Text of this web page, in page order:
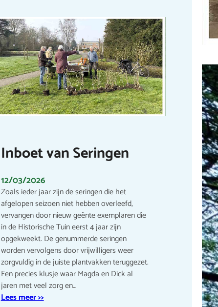
Inboet van Seringen
12/03/2026
Zoals ieder jaar zijn de seringen die het
afgelopen seizoen niet hebben overleefd,
vervangen door nieuw geënte exemplaren die
in de Historische Tuin eerst 4 jaar zijn
opgekweekt. De genummerde seringen
worden vervolgens door vrijwilligers weer
zorgvuldig in de juiste plantvakken teruggezet.
Een precies klusje waar Magda en Dick al
jaren met veel zorg en…
Lees meer >>